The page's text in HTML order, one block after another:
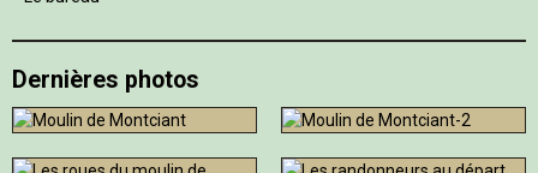
Dernières photos